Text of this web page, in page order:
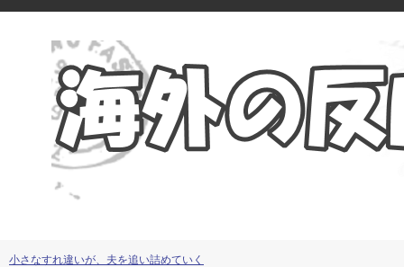
小さなすれ違いが、夫を追い詰めていく